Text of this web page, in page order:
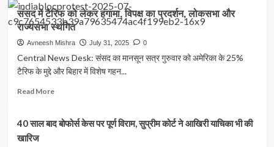
संसद में टैरिफ को लेकर हंगामा, विपक्ष का प्रदर्शन, लोकसभा और
राज्यसभा स्थगित
Avneesh Mishra July 31, 2025 0
Central News Desk: संसद का मानसून सत्र गुरुवार को अमेरिका के 25%
टैरिफ के मुद्दे और बिहार में विशेष गहन...
Read MoreRead
संसद
40 साल बाद बोफोर्स केस पर पूर्ण विराम, सुप्रीम कोर्ट ने आखिरी याचिका भी की
खारिज